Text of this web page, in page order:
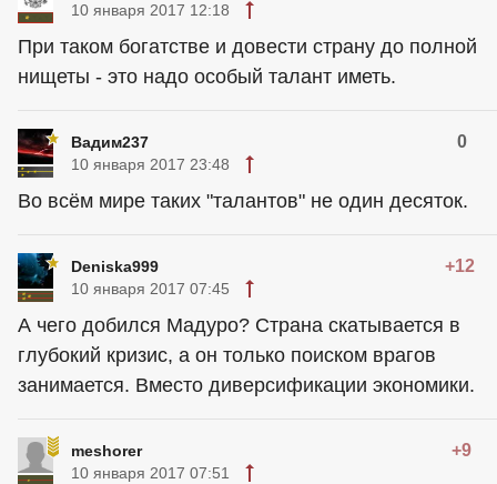
10 января 2017 12:18
При таком богатстве и довести страну до полной
нищеты - это надо особый талант иметь.
Вадим237 0
10 января 2017 23:48
Во всём мире таких "талантов" не один десяток.
Deniska999 +12
10 января 2017 07:45
А чего добился Мадуро? Страна скатывается в
глубокий кризис, а он только поиском врагов
занимается. Вместо диверсификации экономики.
meshorer +9
10 января 2017 07:51